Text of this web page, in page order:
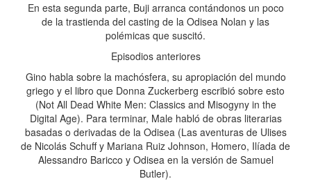
En esta segunda parte, Buji arranca contándonos un poco
de la trastienda del casting de la Odisea Nolan y las
polémicas que suscitó.
Episodios anteriores
Gino habla sobre la machósfera, su apropiación del mundo
griego y el libro que Donna Zuckerberg escribió sobre esto
(Not All Dead White Men: Classics and Misogyny in the
Digital Age). Para terminar, Male habló de obras literarias
basadas o derivadas de la Odisea (Las aventuras de Ulises
de Nicolás Schuff y Mariana Ruiz Johnson, Homero, Ilíada de
Alessandro Baricco y Odisea en la versión de Samuel
Butler).